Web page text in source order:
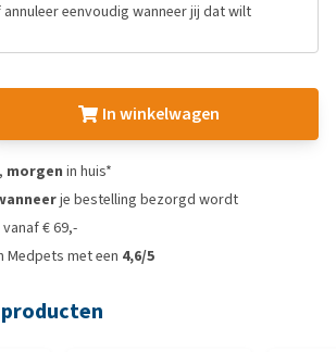
annuleer eenvoudig wanneer jij dat wilt
In winkelwagen
morgen in huis*
je bestelling bezorgd wordt
€ 69,-
Medpets met een 4,6/5